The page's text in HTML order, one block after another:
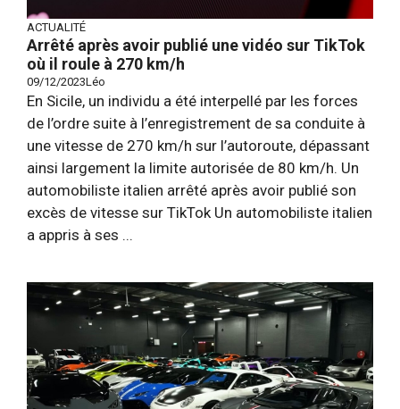
ACTUALITÉ
Arrêté après avoir publié une vidéo sur TikTok
où il roule à 270 km/h
09/12/2023Léo
En Sicile, un individu a été interpellé par les forces
de l’ordre suite à l’enregistrement de sa conduite à
une vitesse de 270 km/h sur l’autoroute, dépassant
ainsi largement la limite autorisée de 80 km/h. Un
automobiliste italien arrêté après avoir publié son
excès de vitesse sur TikTok Un automobiliste italien
a appris à ses ...